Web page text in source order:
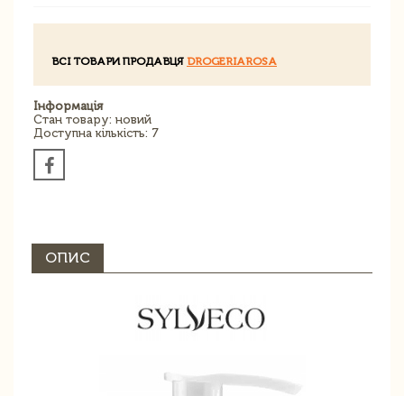
ВСІ ТОВАРИ ПРОДАВЦЯ DROGERIAROSA
Інформація
Стан товару: новий
Доступна кількість: 7
ОПИС